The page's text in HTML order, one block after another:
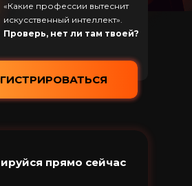
прямо сейчас
«Какие профессии вытеснит
искусственный интеллект».
Проверь, нет ли там твоей?